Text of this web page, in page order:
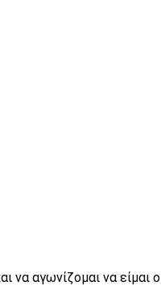
να αγωνίζομαι να είμαι ο